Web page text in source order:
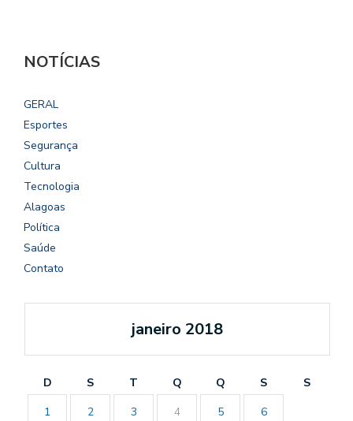
NOTÍCIAS
GERAL
Esportes
Segurança
Cultura
Tecnologia
Alagoas
Política
Saúde
Contato
janeiro 2018
D S T Q Q S
S
1
2 3 4 5 6